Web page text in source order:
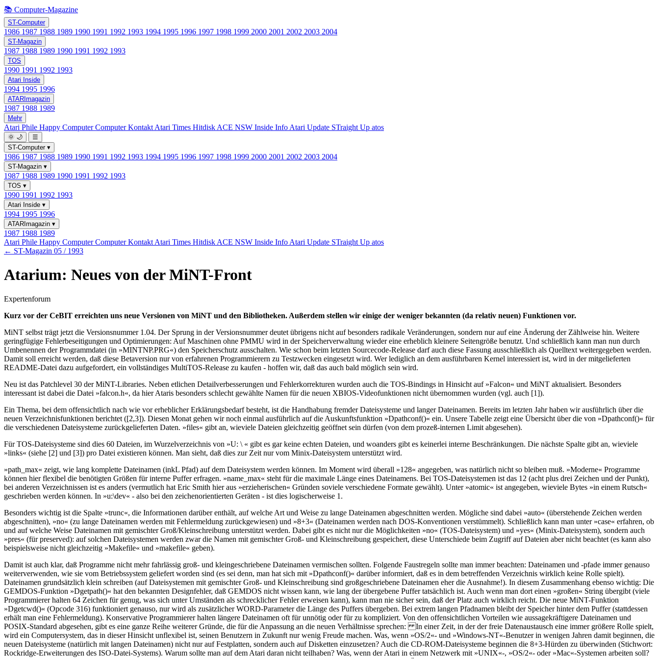
📚 Computer-Magazine
ST-Computer
1986 1987 1988 1989 1990 1991 1992 1993 1994 1995 1996 1997 1998 1999 2000 2001 2002 2003 2004
ST-Magazin
1987 1988 1989 1990 1991 1992 1993
TOS
1990 1991 1992 1993
Atari Inside
1994 1995 1996
ATARImagazin
1987 1988 1989
Mehr
Atari Phile Happy ComputerComputer Kontakt Atari Times Hitdisk ACE NSW Inside Info Atari Update STraight Up atos
🌞 🌙
☰
ST-Computer ▾
1986 1987 1988 1989 1990 1991 1992 1993 1994 1995 1996 1997 1998 1999 2000 2001 2002 2003 2004
ST-Magazin ▾
1987 1988 1989 1990 1991 1992 1993
TOS ▾
1990 1991 1992 1993
Atari Inside ▾
1994 1995 1996
ATARImagazin ▾
1987 1988 1989
Atari Phile Happy ComputerComputer Kontakt Atari Times Hitdisk ACE NSW Inside Info Atari Update STraight Up atos
← ST-Magazin 05 / 1993
Atarium: Neues von der MiNT-Front
Expertenforum
Kurz vor der CeBIT erreichten uns neue Versionen von MiNT und den Bibliotheken. Außerdem stellen wir einige der weniger bekannten (da relativ neuen) Funktionen vor.
MiNT selbst trägt jetzt die Versionsnummer 1.04. Der Sprung in der Versionsnummer deutet übrigens nicht auf besonders radikale Veränderungen, sondern nur auf eine Änderung der Zählweise hin. Weitere
geringfügige Fehlerbeseitigungen und Optimierungen: Auf Maschinen ohne PMMU wird in der Speicherverwaltung wieder eine erheblich kleinere Seitengröße benutzt. Und schließlich kann man nun durch
Umbenennen der Programmdatei (in »MINTNP.PRG«) den Speicherschutz ausschalten. Wie schon beim letzten Sourcecode-Release darf auch diese Fassung ausschließlich als Quelltext weitergegeben werden.
Damit soll erreicht werden, daß diese Betaversion nur von erfahrenen Programmierern zu Testzwecken eingesetzt wird. Wer lediglich an dem ausführbaren Kernel interessiert ist, wird in der mitgelieferten
README-Datei dazu aufgefordert, ein vollständiges MultiTOS-Release zu kaufen - hoffen wir, daß das auch bald möglich sein wird.
Neu ist das Patchlevel 30 der MiNT-Libraries. Neben etlichen Detailverbesserungen und Fehlerkorrekturen wurden auch die TOS-Bindings in Hinsicht auf »Falcon« und MiNT aktualisiert. Besonders
interessant ist dabei die Datei »falcon.h«, da hier Ataris besonders schlecht gewählte Namen für die neuen XBIOS-Videofunktionen nicht übernommen wurden (vgl. auch [1]).
Ein Thema, bei dem offensichtlich nach wie vor erheblicher Erklärungsbedarf besteht, ist die Handhabung fremder Dateisysteme und langer Dateinamen. Bereits im letzten Jahr haben wir ausführlich über die
neuen Verzeichnisfunktionen berichtet ([2,3]). Diesen Monat gehen wir noch einmal ausführlich auf die Auskunftsfunktion »Dpathconf()« ein. Unsere Tabelle zeigt eine Übersicht über die von »Dpathconf()« für
die verschiedenen Dateisysteme zurückgelieferten Daten. »files« gibt an, wieviele Dateien gleichzeitig geöffnet sein dürfen (von dem prozeß-internen Limit abgesehen).
Für TOS-Dateisysteme sind dies 60 Dateien, im Wurzelverzeichnis von »U: \ « gibt es gar keine echten Dateien, und woanders gibt es keinerlei interne Beschränkungen. Die nächste Spalte gibt an, wieviele
»links« (siehe [2] und [3]) pro Datei existieren können. Man sieht, daß dies zur Zeit nur vom Minix-Dateisystem unterstützt wird.
»path_max« zeigt, wie lang komplette Dateinamen (inkL Pfad) auf dem Dateisystem werden können. Im Moment wird überall »128« angegeben, was natürlich nicht so bleiben muß. »Moderne« Programme
können hier flexibel die benötigten Größen für interne Puffer erfragen. »name_max« steht für die maximale Länge eines Dateinamens. Bei TOS-Dateisystemen ist das 12 (acht plus drei Zeichen und der Punkt),
bei anderen Verzeichnissen ist es anders (vermutlich hat Eric Smith hier aus »erzieherischen« Gründen soviele verschiedene Formate gewählt). Unter »atomic« ist angegeben, wieviele Bytes »in einem Rutsch«
geschrieben werden können. In »u:\dev« - also bei den zeichenorientierten Geräten - ist dies logischerweise 1.
Besonders wichtig ist die Spalte »trunc«, die Informationen darüber enthält, auf welche Art und Weise zu lange Dateinamen abgeschnitten werden. Mögliche sind dabei »auto« (überstehende Zeichen werden
abgeschnitten), »no« (zu lange Dateinamen werden mit Fehlermeldung zurückgewiesen) und »8+3« (Dateinamen werden nach DOS-Konventionen verstümmelt). Schließlich kann man unter »case« erfahren, ob
und auf welche Weise Dateinamen mit gemischter Groß/Kleinschreibung unterstützt werden. Dabei gibt es nicht nur die Möglichkeiten »no« (TOS-Dateisystem) und »yes« (Minix-Dateisystem), sondern auch
»pres« (für preserved): auf solchen Dateisystemen werden zwar die Namen mit gemischter Groß- und Kleinschreibung gespeichert, diese Unterschiede beim Zugriff auf Dateien aber nicht beachtet (es kann also
beispielsweise nicht gleichzeitig »Makefile« und »makefile« geben).
Damit ist auch klar, daß Programme nicht mehr fahrlässig groß- und kleingeschriebene Dateinamen vermischen sollten. Folgende Faustregeln sollte man immer beachten: Dateinamen und -pfade immer genauso
weiterverwenden, wie sie vom Betriebssystem geliefert worden sind (es sei denn, man hat sich mit »Dpathconf()« darüber informiert, daß es in dem betreffenden Verzeichnis wirklich keine Rolle spielt).
Dateinamen grundsätzlich klein schreiben (auf Dateisystemen mit gemischter Groß- und Kleinschreibung sind großgeschriebene Dateinamen eher die Ausnahme!). In diesem Zusammenhang ebenso wichtig: Die
GEMDOS-Funktion »Dgetpath()« hat den bekannten Designfehler, daß GEMDOS nicht wissen kann, wie lang der übergebene Puffer tatsächlich ist. Auch wenn man dort einen »großen« String übergibt (viele
Programmierer halten 64 Zeichen für genug, was sich unter Umständen als schrecklicher Fehler erweisen kann), kann man nie sicher sein, daß der Platz auch wirklich reicht. Die neue MiNT-Funktion
»Dgetcwd()« (Opcode 316) funktioniert genauso, nur wird als zusätzlicher WORD-Parameter die Länge des Puffers übergeben. Bei extrem langen Pfadnamen bleibt der Speicher hinter dem Puffer (stattdessen
erhält man eine Fehlermeldung). Konservative Programmierer halten längere Dateinamen oft für unnötig oder für zu kompliziert. Von den offensichtlichen Vorteilen wie aussagekräftigere Dateinamen und
POSIX-Standard abgesehen, gibt es eine ganze Reihe weiterer Gründe, die für die Anpassung an die neuen Verhältnisse sprechen: In einer Zeit, in der der freie Datenaustausch eine immer größere Rolle spielt,
wird ein Computersystem, das in dieser Hinsicht unflexibel ist, seinen Benutzern in Zukunft nur wenig Freude machen. Was, wenn »OS/2«- und »Windows-NT«-Benutzer in wenigen Jahren damit beginnen, die
neuen Dateisysteme (natürlich mit langen Dateinamen) nicht nur auf Festplatten, sondern auch auf Disketten einzusetzen? Auch die CD-ROM-Dateisysteme beginnen die 8+3-Hürden zu überwinden (Stichwort:
Rockridge-Erweiterungen des ISO-Datei-Systems). Warum sollte man auf dem Atari daran nicht teilhaben? Was, wenn der Atari in einem Netzwerk mit »UNIX«-, »OS/2«- oder »Mac«-Systemen arbeiten soll?